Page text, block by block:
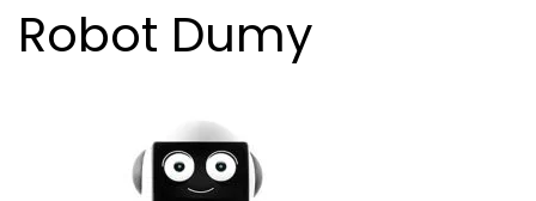
Robot Dumy